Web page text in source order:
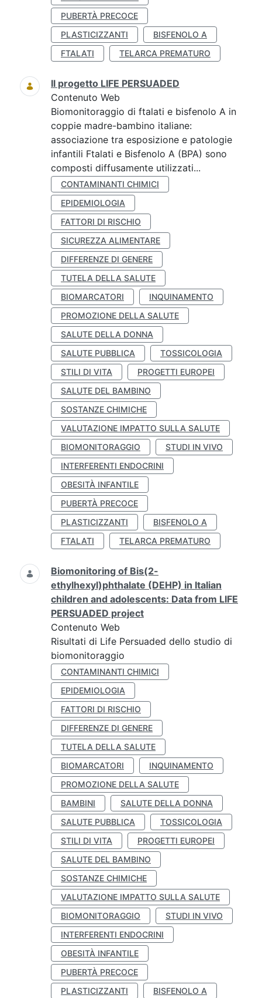
PUBERTÀ PRECOCE
PLASTICIZZANTI
BISFENOLO A
FTALATI
TELARCA PREMATURO
Il progetto LIFE PERSUADED
Contenuto Web
Biomonitoraggio di ftalati e bisfenolo A in
coppie madre-bambino italiane:
associazione tra esposizione e patologie
infantili Ftalati e Bisfenolo A (BPA) sono
composti diffusamente utilizzati...
CONTAMINANTI CHIMICI
EPIDEMIOLOGIA
FATTORI DI RISCHIO
SICUREZZA ALIMENTARE
DIFFERENZE DI GENERE
TUTELA DELLA SALUTE
BIOMARCATORI
INQUINAMENTO
PROMOZIONE DELLA SALUTE
SALUTE DELLA DONNA
SALUTE PUBBLICA
TOSSICOLOGIA
STILI DI VITA
PROGETTI EUROPEI
SALUTE DEL BAMBINO
SOSTANZE CHIMICHE
VALUTAZIONE IMPATTO SULLA SALUTE
BIOMONITORAGGIO
STUDI IN VIVO
INTERFERENTI ENDOCRINI
OBESITÀ INFANTILE
PUBERTÀ PRECOCE
PLASTICIZZANTI
BISFENOLO A
FTALATI
TELARCA PREMATURO
Biomonitoring of Bis(2-
ethylhexyl)phthalate (DEHP) in Italian
children and adolescents: Data from LIFE
PERSUADED project
Contenuto Web
Risultati di Life Persuaded dello studio di
biomonitoraggio
CONTAMINANTI CHIMICI
EPIDEMIOLOGIA
FATTORI DI RISCHIO
DIFFERENZE DI GENERE
TUTELA DELLA SALUTE
BIOMARCATORI
INQUINAMENTO
PROMOZIONE DELLA SALUTE
BAMBINI
SALUTE DELLA DONNA
SALUTE PUBBLICA
TOSSICOLOGIA
STILI DI VITA
PROGETTI EUROPEI
SALUTE DEL BAMBINO
SOSTANZE CHIMICHE
VALUTAZIONE IMPATTO SULLA SALUTE
BIOMONITORAGGIO
STUDI IN VIVO
INTERFERENTI ENDOCRINI
OBESITÀ INFANTILE
PUBERTÀ PRECOCE
PLASTICIZZANTI
BISFENOLO A